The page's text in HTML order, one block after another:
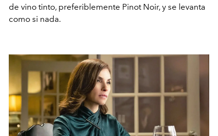
de vino tinto, preferiblemente Pinot Noir, y se levanta
como si nada.